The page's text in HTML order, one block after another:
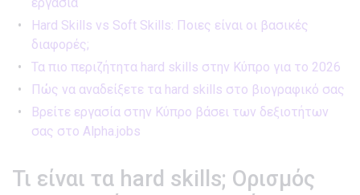
Hard Skills vs Soft Skills: Ποιες είναι οι βασικές
διαφορές;
Τα πιο περιζήτητα hard skills στην Κύπρο για το 2026
Πώς να αναδείξετε τα hard skills στο βιογραφικό σας
Βρείτε εργασία στην Κύπρο βάσει των δεξιοτήτων
σας στο Alpha.jobs
Τι είναι τα hard skills; Ορισμός